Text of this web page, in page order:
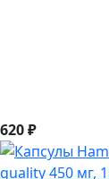
620 ₽